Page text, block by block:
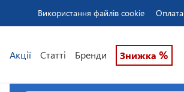
Використання файлів cookie Оплата
Акції Статті Бренди Знижка %